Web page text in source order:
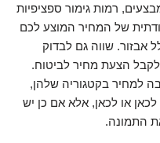
רמות גימור ספציפיות
של המחיר המוצע לכם
אבזור. שווה גם לבדוק
הצעת מחיר לביטוח.
למחיר בקטגוריה שלהן,
או לכאן, אלא אם כן יש
התמונה.